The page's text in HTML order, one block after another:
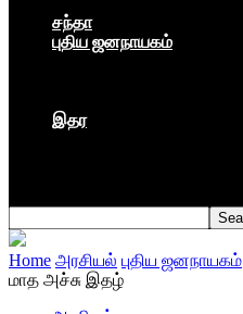
சந்தா
புதிய ஜனநாயகம்
இதர
Home அரசியல் புதிய ஜனநாயகம்
மாத அச்சு இதழ்